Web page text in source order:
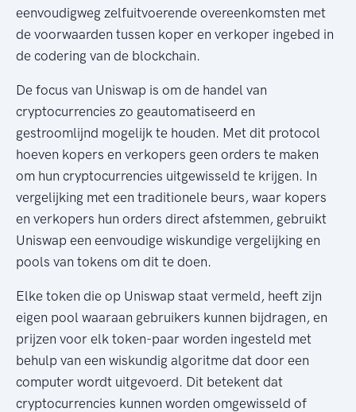
eenvoudigweg zelfuitvoerende overeenkomsten met
de voorwaarden tussen koper en verkoper ingebed in
de codering van de blockchain.
De focus van Uniswap is om de handel van
cryptocurrencies zo geautomatiseerd en
gestroomlijnd mogelijk te houden. Met dit protocol
hoeven kopers en verkopers geen orders te maken
om hun cryptocurrencies uitgewisseld te krijgen. In
vergelijking met een traditionele beurs, waar kopers
en verkopers hun orders direct afstemmen, gebruikt
Uniswap een eenvoudige wiskundige vergelijking en
pools van tokens om dit te doen.
Elke token die op Uniswap staat vermeld, heeft zijn
eigen pool waaraan gebruikers kunnen bijdragen, en
prijzen voor elk token-paar worden ingesteld met
behulp van een wiskundig algoritme dat door een
computer wordt uitgevoerd. Dit betekent dat
cryptocurrencies kunnen worden omgewisseld of